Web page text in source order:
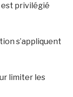
est privilégié
s’appliquent
limiter les